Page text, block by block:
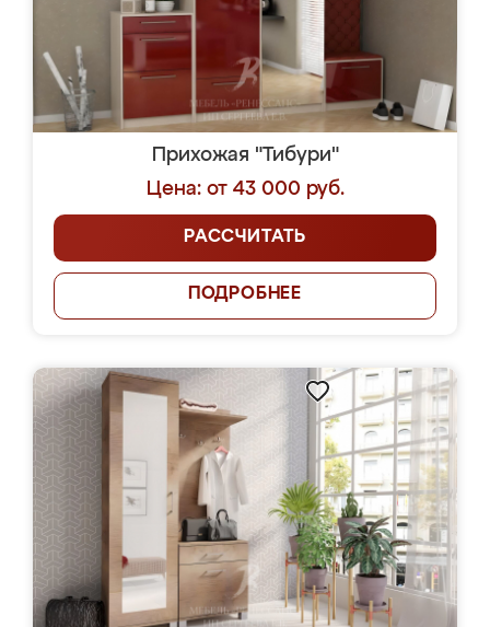
Прихожая "Тибури"
Цена: от 43 000 руб.
РАССЧИТАТЬ
ПОДРОБНЕЕ